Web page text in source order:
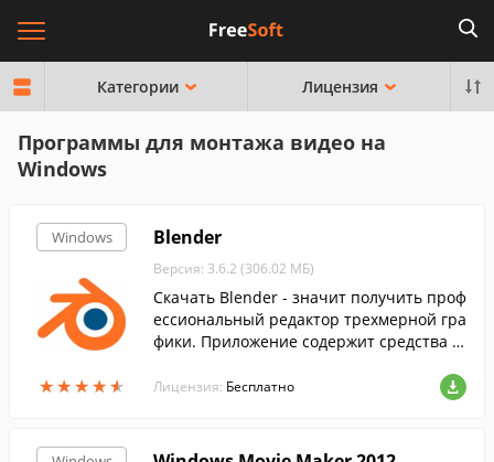
Категории Лицензия
Программы для монтажа видео на
Windows
Windows
★★★★★
★★★★★
Blender
Версия: 3.6.2 (306.02 МБ)
Скачать Blender - значит получить проф
ессиональный редактор трехмерной гра
фики. Приложение содержит средства а
ии.
Лицензия: Бесплатно